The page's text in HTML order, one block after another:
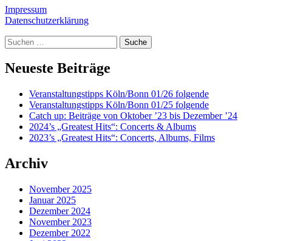
Impressum
Datenschutzerklärung
Suche
Neueste Beiträge
Veranstaltungstipps Köln/Bonn 01/26 folgende
Veranstaltungstipps Köln/Bonn 01/25 folgende
Catch up: Beiträge von Oktober ’23 bis Dezember ’24
2024’s „Greatest Hits“: Concerts & Albums
2023’s „Greatest Hits“: Concerts, Albums, Films
Archiv
November 2025
Januar 2025
Dezember 2024
November 2023
Dezember 2022